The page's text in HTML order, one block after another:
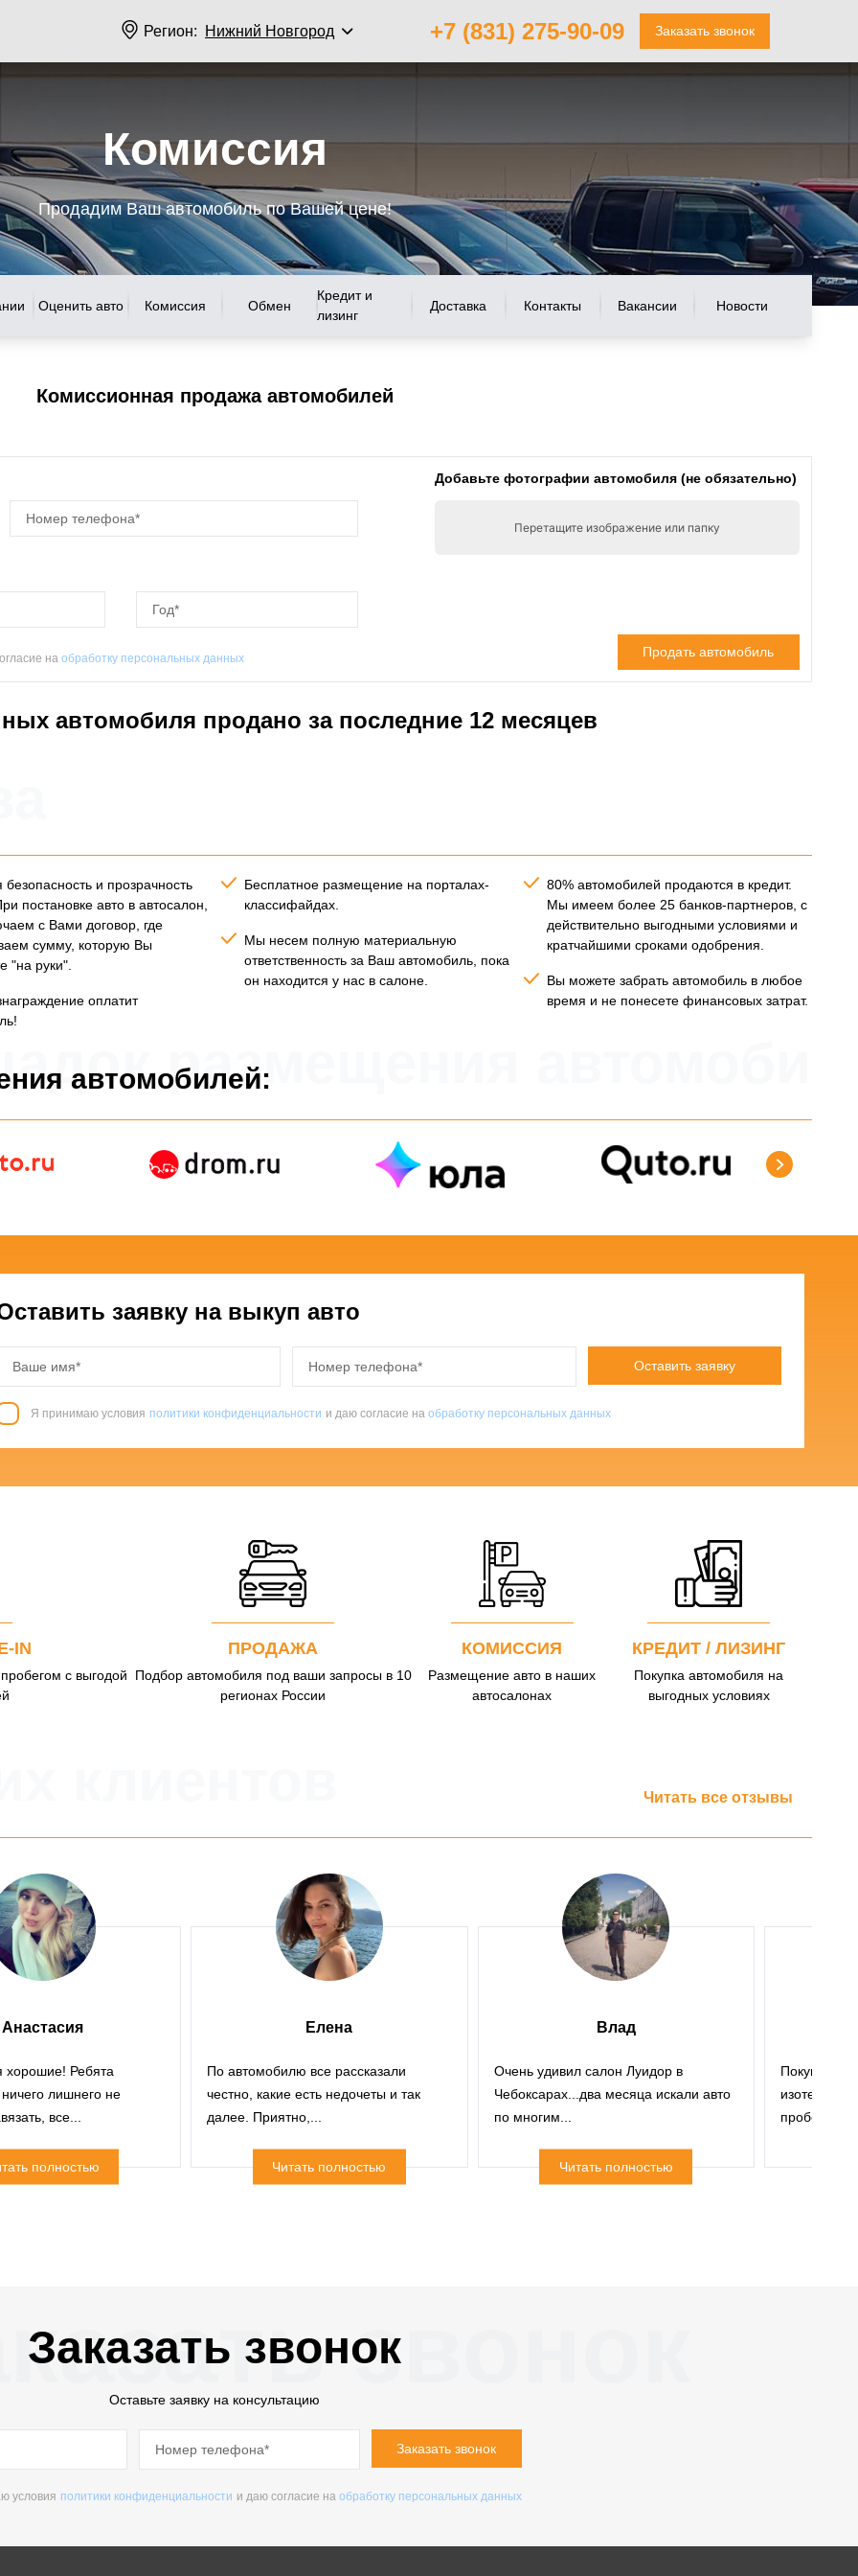
+7 (831) 275-90-09 Заказать звонок
Регион: Нижний Новгород
Комиссия
Продадим Ваш автомобиль по Вашей цене!
Оценить авто Комиссия Обмен
Кредит и
лизинг
Доставка Контакты Вакансии Новости
Комиссионная продажа автомобилей
на обработку персональных данных
Добавьте фотографии автомобиля (не обязательно)
Перетащите изображение или папку
Продать автомобиль
автомобиля продано за последние 12месяцев
и прозрачность
постановке авто в автосалон,
с Вами договор, где
сумму, которую Вы
"на руки".
оплатит
Бесплатное размещение на порталах-
классифайдах.
Мы несем полную материальную
ответственность за Ваш автомобиль, пока
он находится у нас в салоне.
80% автомобилей продаются в кредит.
Мы имеем более 25 банков-партнеров, с
действительно выгодными условиями и
кратчайшими сроками одобрения.
Вы можете забрать автомобиль в любое
время и не понесете финансовых затрат.
автомобилей:
размещения
заявку на выкуп авто
Оставить заявку
Я принимаю условия политики конфиденциальности и даю согласие на обработку персональных данных
IN
с выгодой
ПРОДАЖА
Подбор автомобиля под ваши запросы в 10
регионах России
КОМИССИЯ
Размещение авто в наших
автосалонах
КРЕДИТ / ЛИЗИНГ
Покупка автомобиля на
выгодных условиях
Читать все отзывы
Анастасия
хорошие! Ребята
лишнего не
все...
полностью
Елена
По автомобилю все рассказали
честно, какие есть недочеты и так
далее. Приятно,...
Читать полностью
Влад
Очень удивил салон Луидор в
Чебоксарах...два месяца искали авто
по многим...
Читать полностью
Покупал
пробег был
Заказать звонокзвонок
Оставьте заявку на консультацию
Заказать звонок
условия политики конфиденциальности и даю согласие на обработку персональных данных